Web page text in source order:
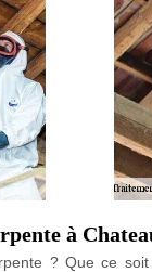
à
? Que ce